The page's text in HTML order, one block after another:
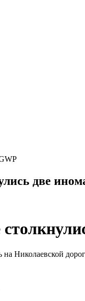
две
Николаевской